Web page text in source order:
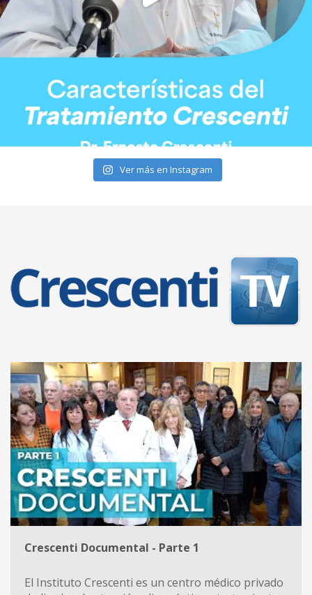
Ver más en Instagram
Crescenti Documental - Parte 1
El Instituto Crescenti es un centro médico privado